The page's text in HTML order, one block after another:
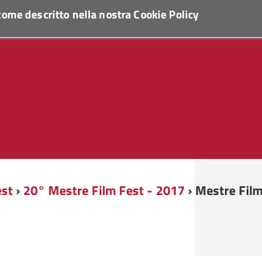
descritto nella nostraCookie Policy
› 20° Mestre Film Fest - 2017 › Mestre